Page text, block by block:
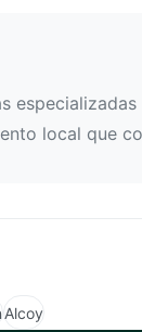
local que
Alcoy